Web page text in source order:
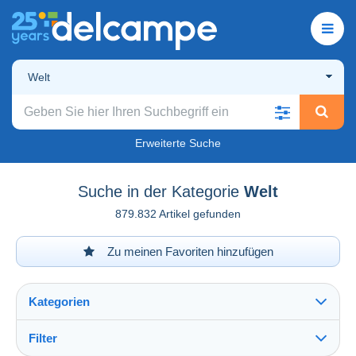
Welt
Erweiterte Suche
Suche in der Kategorie Welt
879.832 Artikel gefunden
Zu meinen Favoriten hinzufügen
Kategorien
Filter